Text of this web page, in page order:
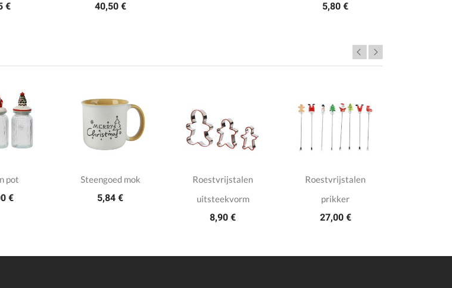
€ 40,50 € 5,80 €
pot
€
Steengoed mok
5,84 €
Roestvrijstalen
uitsteekvorm
8,90 €
Roestvrijstalen
prikker
27,00 €